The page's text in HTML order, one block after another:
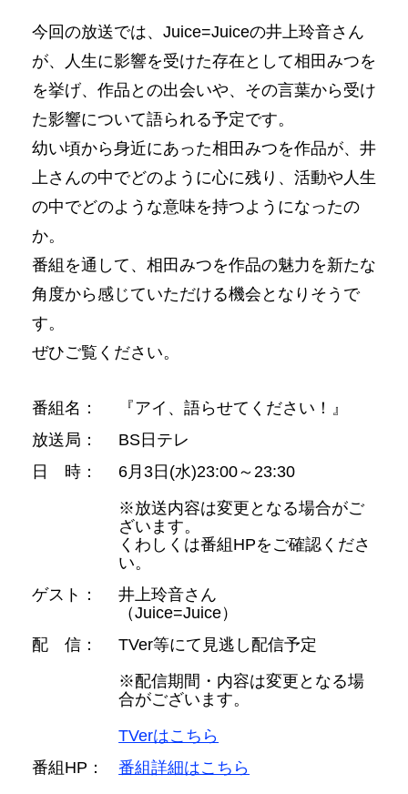
今回の放送では、Juice=Juiceの井上玲音さん
が、人生に影響を受けた存在として相田みつを
を挙げ、作品との出会いや、その言葉から受け
た影響について語られる予定です。
幼い頃から身近にあった相田みつを作品が、井
上さんの中でどのように心に残り、活動や人生
の中でどのような意味を持つようになったの
か。
番組を通して、相田みつを作品の魅力を新たな
角度から感じていただける機会となりそうで
す。
ぜひご覧ください。
番組名：
『アイ、語らせてください！』
放送局：
BS日テレ
日 時：
6月3日(水)23:00～23:30
※放送内容は変更となる場合がご
ざいます。
くわしくは番組HPをご確認くださ
い。
ゲスト：
井上玲音さん
（Juice=Juice）
配 信：
TVer等にて見逃し配信予定
※配信期間・内容は変更となる場
合がございます。
TVerはこちら
番組HP：
番組詳細はこちら